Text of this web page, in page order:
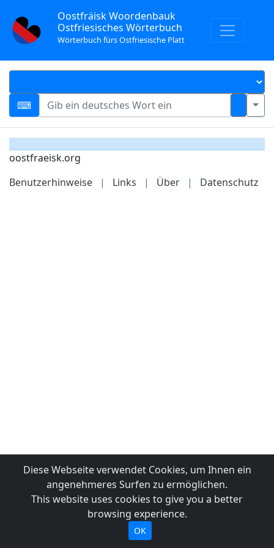
Oostfräisk Woordenbauk
Ostfriesisches Wörterbuch
Wörterbuch fürs Ostfriesische Platt
oostfraeisk.org
Benutzerhinweise
| Links | Über | Datenschutz
Diese Webseite verwendet Cookies, um Ihnen ein
angenehmeres Surfen zu ermöglichen.
This website uses cookies to give you a better
browsing experience.
OK